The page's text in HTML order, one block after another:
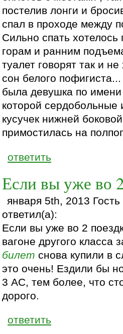
постелив лонги и
спал в проходе между
Сильно спать хотелось
горам и ранним
туалет говорят так и
сон белого
была девушка по имени
которой сердобольные
кусучек нижней
примостилась на
ответить
Если вы уже во
января 5th, 2013
ответил(а):
Если вы уже во 2
вагоне другого класса
билет снова купили в
это очень! Ездили бы
3 АС, тем более, что
дорого.
ответить